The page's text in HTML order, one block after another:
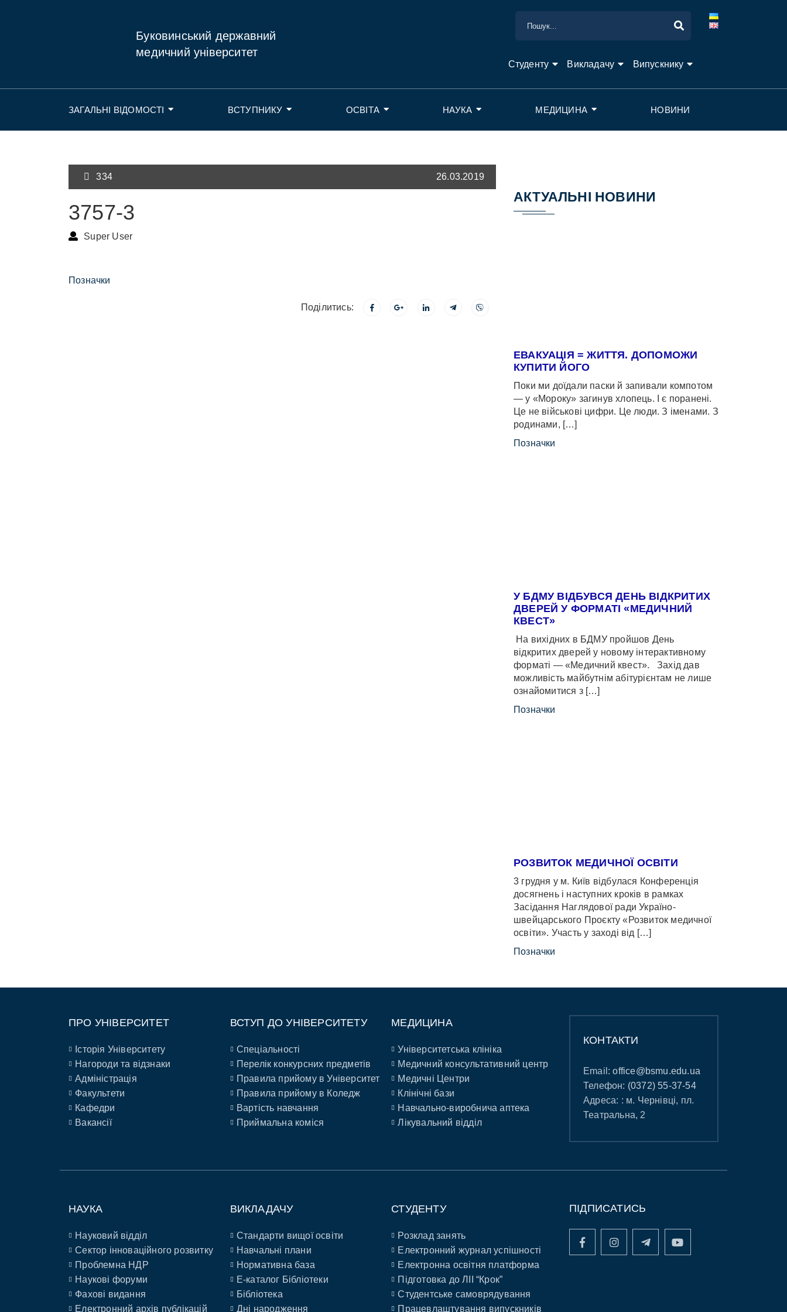
Буковинський державний
медичний університет
Студенту Викладачу Випускнику
ЗАГАЛЬНІ ВІДОМОСТІ ВСТУПНИКУ ОСВІТА НАУКА МЕДИЦИНА НОВИНИ
334 26.03.2019
3757-3
Super User
Позначки
Поділитись:
АКТУАЛЬНІ НОВИНИ
ЕВАКУАЦІЯ = ЖИТТЯ. ДОПОМОЖИ
КУПИТИ ЙОГО
Поки ми доїдали паски й запивали компотом
— у «Мороку» загинув хлопець. І є поранені.
Це не військові цифри. Це люди. З іменами. З
родинами, […]
Позначки
У БДМУ ВІДБУВСЯ ДЕНЬ ВІДКРИТИХ
ДВЕРЕЙ У ФОРМАТІ «МЕДИЧНИЙ
КВЕСТ»
На вихідних в БДМУ пройшов День
відкритих дверей у новому інтерактивному
форматі — «Медичний квест». Захід дав
можливість майбутнім абітурієнтам не лише
ознайомитися з […]
Позначки
РОЗВИТОК МЕДИЧНОЇ ОСВІТИ
3 грудня у м. Київ відбулася Конференція
досягнень і наступних кроків в рамках
Засідання Наглядової ради Україно-
швейцарського Проєкту «Розвиток медичної
освіти». Участь у заході від […]
Позначки
ПРО УНІВЕРСИТЕТ
Історія Університету
Нагороди та відзнаки
Адміністрація
Факультети
Кафедри
Вакансії
ВСТУП ДО УНІВЕРСИТЕТУ
Спеціальності
Перелік конкурсних предметів
Правила прийому в Університет
Правила прийому в Коледж
Вартість навчання
Приймальна коміся
МЕДИЦИНА
Університетська клініка
Медичний консультативний центр
Медичні Центри
Клінічні бази
Навчально-виробнича аптека
Лікувальний відділ
КОНТАКТИ
Email:office@bsmu.edu.ua
Телефон: (0372) 55-37-54
Адреса: : м. Чернівці, пл.
Театральна, 2
НАУКА
Науковий відділ
Сектор інноваційного розвитку
Проблемна НДР
Наукові форуми
Фахові видання
Електронний архів публікацій
ВИКЛАДАЧУ
Стандарти вищої освіти
Навчальні плани
Нормативна база
E-каталог Бібліотеки
Бібліотека
Дні народження
СТУДЕНТУ
Розклад занять
Електронний журнал успішності
Електронна освітня платформа
Підготовка до ЛІІ “Крок”
Студентське самоврядування
Працевлаштування випускників
ПІДПИСАТИСЬ